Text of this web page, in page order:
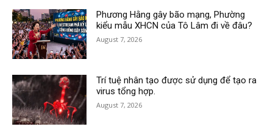
Phương Hằng gây bão mạng, Phường
kiểu mẫu XHCN của Tô Lâm đi về đâu?
August 7, 2026
Trí tuệ nhân tạo được sử dụng để tạo ra
virus tổng hợp.
August 7, 2026